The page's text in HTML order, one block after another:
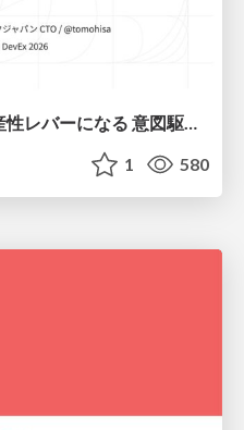
1 580